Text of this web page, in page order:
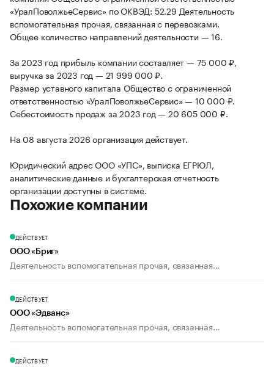
«УралПоволжьеСервис» по ОКВЭД: 52.29 Деятельность
вспомогательная прочая, связанная с перевозками.
Общее количество направлений деятельности — 16.
За 2023 год прибыль компании составляет — 75 000 ₽,
выручка за 2023 год — 21 999 000 ₽.
Размер уставного капитала Общество с ограниченной
ответственностью «УралПоволжьеСервис» — 10 000 ₽.
Себестоимость продаж за 2023 год — 20 605 000 ₽.
На 08 августа 2026 организация действует.
Юридический адрес ООО «УПС», выписка ЕГРЮЛ,
аналитические данные и бухгалтерская отчетность
организации доступны в системе.
Похожие компании
ДЕЙСТВУЕТ
ООО «Бриг»
Деятельность вспомогательная прочая, связанная...
ДЕЙСТВУЕТ
ООО «Эдванс»
Деятельность вспомогательная прочая, связанная...
ДЕЙСТВУЕТ